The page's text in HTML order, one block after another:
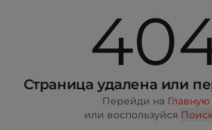
Страница удалена или
Перейди на Главную
или воспользуйся